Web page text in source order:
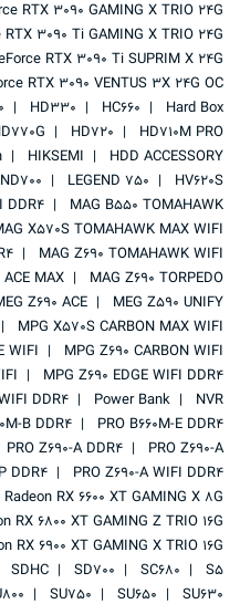
RTX 3090 GAMING X TRIO 24G
RTX 3090 Ti GAMING X TRIO 24G
RTX 3090 Ti SUPRIM X 24G
RTX 3090 VENTUS 3X 24G OC
Hard Box
HC660
HD330
HD710M PRO
HD720
HDD ACCESSORY
HIKSEMI
HV620S
LEGEND 750
MAG B550 TOMAHAWK
DDR4
X570S TOMAHAWK MAX WIFI
MAG Z690 TOMAHAWK WIFI
MAG Z690 TORPEDO
MAX
MEG Z590 UNIFY
Z690 ACE
MPG X570S CARBON MAX WIFI
MPG Z690 CARBON WIFI
WIFI
MPG Z690 EDGE WIFI DDR4
NVR
Power Bank
DDR4
PRO B660M-E DDR4
B DDR4
PRO Z690-A
PRO Z690-A DDR4
PRO Z690-A WIFI DDR4
DDR4
Radeon RX 6600 XT GAMING X 8G
RX 6800 XT GAMING Z TRIO 16G
RX 6900 XT GAMING X TRIO 16G
S5
SC680
SD700
SDHC
SU630
SU650
SU750